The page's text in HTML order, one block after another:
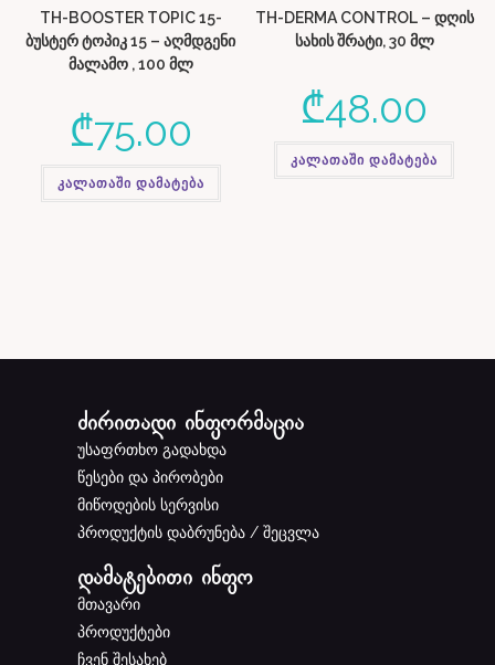
TH-BOOSTER TOPIC 15-
ბუსტერ ტოპიკ 15 – აღმდგენი
მალამო , 100 მლ
₾75.00
კალათაში დამატება
TH-DERMA CONTROL – დღის
სახის შრატი, 30 მლ
₾48.00
კალათაში დამატება
ძირითადი ინფორმაცია
უსაფრთხო გადახდა
წესები და პირობები
მიწოდების სერვისი
პროდუქტის დაბრუნება / შეცვლა
დამატებითი ინფო
მთავარი
პროდუქტები
ჩვენ შესახებ